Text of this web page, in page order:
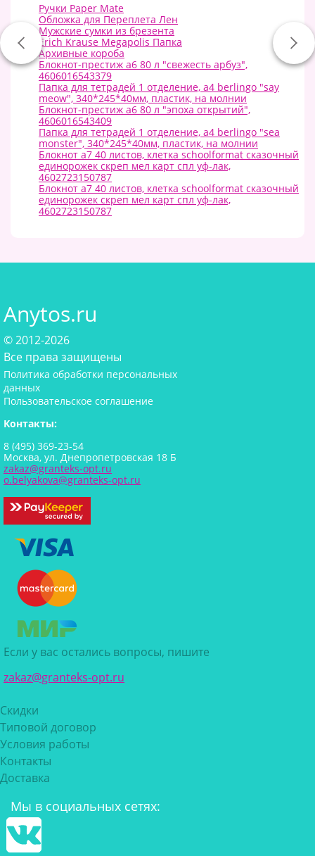
Ручки Paper Mate
Обложка для Переплета Лен
Мужские сумки из брезента
Erich Krause Megapolis Папка
Архивные короба
Блокнот-престиж а6 80 л "свежесть арбуз",
4606016543379
Папка для тетрадей 1 отделение, а4 berlingo "say
meow", 340*245*40мм, пластик, на молнии
Блокнот-престиж а6 80 л "эпоха открытий",
4606016543409
Папка для тетрадей 1 отделение, а4 berlingo "sea
monster", 340*245*40мм, пластик, на молнии
Блокнот а7 40 листов, клетка schoolformat сказочный
единорожек скреп мел карт спл уф-лак,
4602723150787
Блокнот а7 40 листов, клетка schoolformat сказочный
единорожек скреп мел карт спл уф-лак,
4602723150787
Anytos.ru
© 2012-2026
Все права защищены
Политика обработки персональных
данных
Пользовательское соглашение
Контакты:
8 (495) 369-23-54
Москва, ул. Днепропетровская 18 Б
zakaz@granteks-opt.ru
o.belyakova@granteks-opt.ru
Если у вас остались вопросы, пишите
zakaz@granteks-opt.ru
Скидки
Типовой договор
Условия работы
Контакты
Доставка
Мы в социальных сетях: